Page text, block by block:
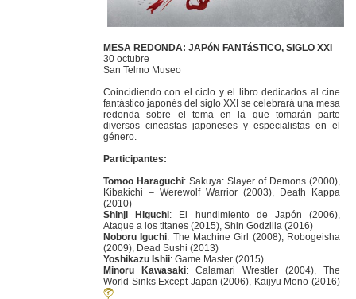
MESA REDONDA: JAPóN FANTáSTICO, SIGLO XXI
30 octubre
San Telmo Museo
Coincidiendo con el ciclo y el libro dedicados al cine
fantástico japonés del siglo XXI se celebrará una mesa
redonda sobre el tema en la que tomarán parte
diversos cineastas japoneses y especialistas en el
género.
Participantes:
Tomoo Haraguchi: Sakuya: Slayer of Demons (2000),
Kibakichi – Werewolf Warrior (2003), Death Kappa
(2010)
Shinji Higuchi: El hundimiento de Japón (2006),
Ataque a los titanes (2015), Shin Godzilla (2016)
Noboru Iguchi: The Machine Girl (2008), Robogeisha
(2009), Dead Sushi (2013)
Yoshikazu Ishii: Game Master (2015)
Minoru Kawasaki: Calamari Wrestler (2004), The
World Sinks Except Japan (2006), Kaijyu Mono (2016)